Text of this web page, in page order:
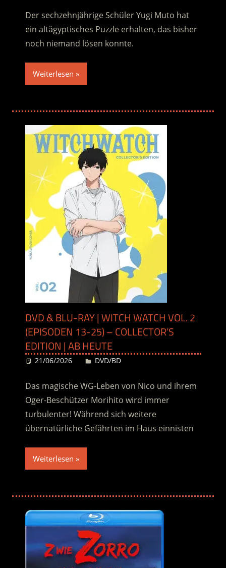
Der sechzehnjährige Schüler Yugi Muto hat
ein altägyptisches Puzzle erhalten, das bisher
noch niemand lösen konnte.
Weiterlesen
DVD & BLU-RAY | WITCH WATCH VOL. 2
(EPISODEN 13-25) – COLLECTOR’S
EDITION | AB HEUTE
21/06/2026 Desiree
DVD/BD
Das magische WG-Leben von Nico und ihrem
Oger-Beschützer Morihito wird immer
turbulenter! Während sich weitere
übernatürliche Gefährten im Haus einnisten
Weiterlesen